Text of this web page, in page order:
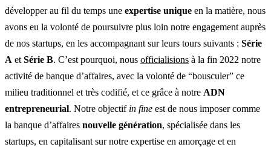
développer au fil du temps une expertise unique en la matière, nous
avons eu la volonté de poursuivre plus loin notre engagement auprès
de nos startups, en les accompagnant sur leurs tours suivants : Série
A et Série B. C’est pourquoi, nous officialisions à la fin 2022 notre
activité de banque d’affaires, avec la volonté de “bousculer” ce
milieu traditionnel et très codifié, et ce grâce à notre ADN
entrepreneurial. Notre objectif in fine est de nous imposer comme
la banque d’affaires nouvelle génération, spécialisée dans les
startups, en capitalisant sur notre expertise en amorçage et en